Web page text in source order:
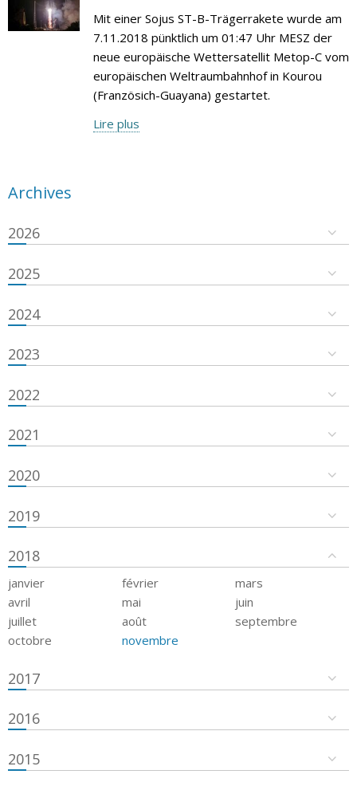
Mit einer Sojus ST-B-Trägerrakete wurde am
7.11.2018 pünktlich um 01:47 Uhr MESZ der
neue europäische Wettersatellit Metop-C vom
europäischen Weltraumbahnhof in Kourou
(Französich-Guayana) gestartet.
Lire plus
Archives
2026
2025
2024
2023
2022
2021
2020
2019
2018
janvier février
mars
avril
mai
juin
juillet
août
septembre
octobre
novembre
2017
2016
2015